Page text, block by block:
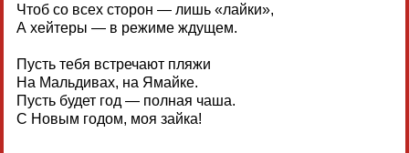
Чтоб со всех сторон — лишь «лайки»,
А хейтеры — в режиме ждущем.
Пусть тебя встречают пляжи
На Мальдивах, на Ямайке.
Пусть будет год — полная чаша.
С Новым годом, моя зайка!